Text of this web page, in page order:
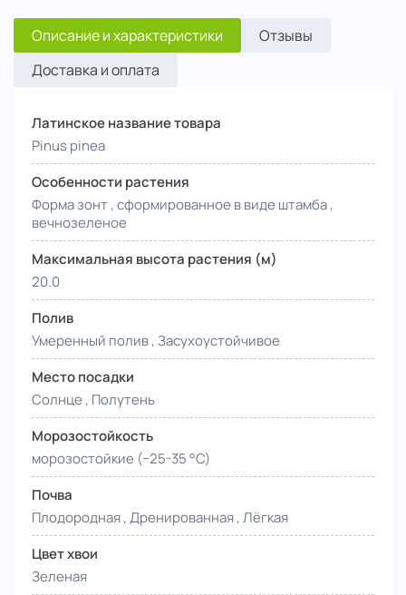
Описание и характеристики
Отзывы
Доставка и оплата
Латинское название товара
Pinus pinea
Особенности растения
Форма зонт , сформированное в виде штамба ,
вечнозеленое
Максимальная высота растения (м)
20.0
Полив
Умеренный полив , Засухоустойчивое
Место посадки
Солнце , Полутень
Морозостойкость
морозостойкие (−25-35 °С)
Почва
Плодородная , Дренированная , Лёгкая
Цвет хвои
Зеленая